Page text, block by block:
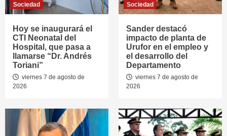
Sociedad
Hoy se inaugurará el
CTI Neonatal del
Hospital, que pasa a
llamarse “Dr. Andrés
Toriani”
viernes 7 de agosto de
2026
Sociedad
Sander destacó
impacto de planta de
Urufor en el empleo y
el desarrollo del
Departamento
viernes 7 de agosto de
2026